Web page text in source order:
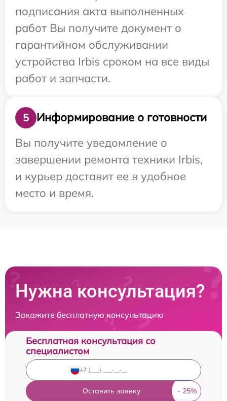
подписания акта выполненных
работ Вы получите документ о
гарантийном обслуживании
устройства Irbis сроком на все виды
работ и запчасти.
5
Информирование о готовности
Вы получите уведомление о
завершении ремонта техники Irbis,
и курьер доставит ее в удобное
место и время.
Нужна консультация?
Закажите бесплатную консультацию
Бесплатная консультация со
специалистом
Оставить заявку